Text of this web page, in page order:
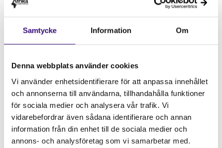
Samtycke Information Om
Denna webbplats använder cookies
Vi använder enhetsidentifierare för att anpassa innehållet
och annonserna till användarna, tillhandahålla funktioner
för sociala medier och analysera vår trafik. Vi
vidarebefordrar även sådana identifierare och annan
information från din enhet till de sociala medier och
annons- och analysföretag som vi samarbetar med.
RWA:s arbete är centralt för att uppnå
klimaträttvisa
De som bidragit minst till klimatförändringarna är de
som får betala det högsta priset. För att uppnå
transformeras och maktstrukturerna bli rättvisa.
RWA genomförde 2021 en studie som belyste vikten
av frösparare eller ”de som håller upp mer än halva
himlen”. Med lokal kunskap om mark och fröer och
möjligheten till att spara, dela och så om fröer kunde
studien visa hur detta bevarar den biologiska
mångfalden i de berörda områdena eftersom